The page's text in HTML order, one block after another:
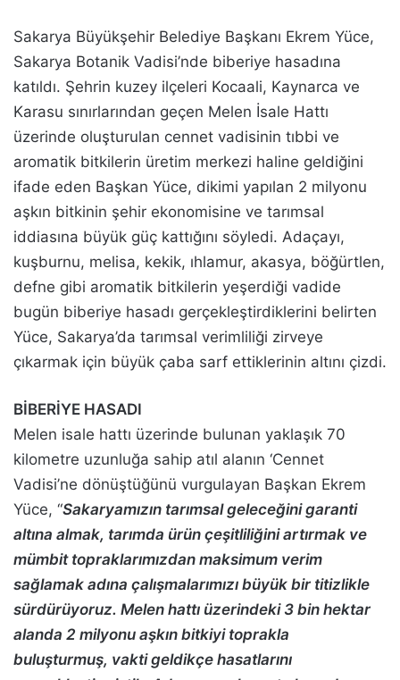
Sakarya Büyükşehir Belediye Başkanı Ekrem Yüce,
Sakarya Botanik Vadisi’nde biberiye hasadına
katıldı. Şehrin kuzey ilçeleri Kocaali, Kaynarca ve
Karasu sınırlarından geçen Melen İsale Hattı
üzerinde oluşturulan cennet vadisinin tıbbi ve
aromatik bitkilerin üretim merkezi haline geldiğini
ifade eden Başkan Yüce, dikimi yapılan 2 milyonu
aşkın bitkinin şehir ekonomisine ve tarımsal
iddiasına büyük güç kattığını söyledi. Adaçayı,
kuşburnu, melisa, kekik, ıhlamur, akasya, böğürtlen,
defne gibi aromatik bitkilerin yeşerdiği vadide
bugün biberiye hasadı gerçekleştirdiklerini belirten
Yüce, Sakarya’da tarımsal verimliliği zirveye
çıkarmak için büyük çaba sarf ettiklerinin altını çizdi.
BİBERİYE HASADI
Melen isale hattı üzerinde bulunan yaklaşık 70
kilometre uzunluğa sahip atıl alanın ‘Cennet
Vadisi’ne dönüştüğünü vurgulayan Başkan Ekrem
Yüce, “Sakaryamızın tarımsal geleceğini garanti
altına almak, tarımda ürün çeşitliliğini artırmak ve
mümbit topraklarımızdan maksimum verim
sağlamak adına çalışmalarımızı büyük bir titizlikle
sürdürüyoruz. Melen hattı üzerindeki 3 bin hektar
alanda 2 milyonu aşkın bitkiyi toprakla
buluşturmuş, vakti geldikçe hasatlarını